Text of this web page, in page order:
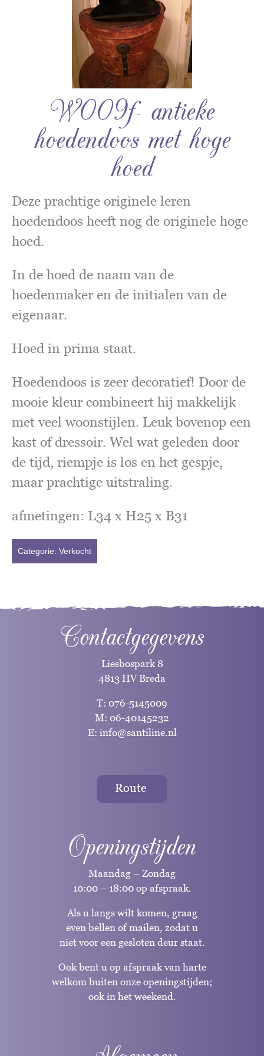
W009f- antieke
hoedendoos met hoge
hoed
Deze prachtige originele leren
hoedendoos heeft nog de originele hoge
hoed.
In de hoed de naam van de
hoedenmaker en de initialen van de
eigenaar.
Hoed in prima staat.
Hoedendoos is zeer decoratief! Door de
mooie kleur combineert hij makkelijk
met veel woonstijlen. Leuk bovenop een
kast of dressoir. Wel wat geleden door
de tijd, riempje is los en het gespje,
maar prachtige uitstraling.
afmetingen: L34 x H25 x B31
Categorie: Verkocht
Contactgegevens
Liesbospark 8
4813 HV Breda
T: 076-5145009
M: 06-40145232
E: info@santiline.nl
Route
Openingstijden
Maandag – Zondag
10:00 – 18:00 op afspraak.
Als u langs wilt komen, graag
even bellen of mailen, zodat u
niet voor een gesloten deur staat.
Ook bent u op afspraak van harte
welkom buiten onze openingstijden;
ook in het weekend.